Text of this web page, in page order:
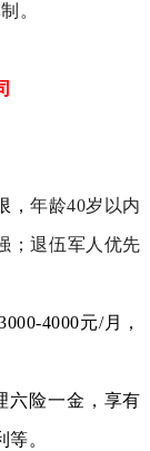
。
，年龄40岁以内
；退伍军人优先
4000元/月，
六险一金，享有
。